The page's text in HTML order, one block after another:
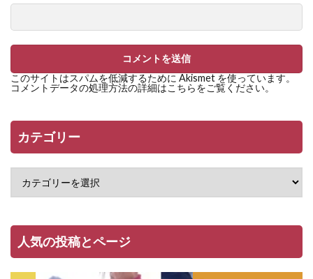
このサイトはスパムを低減するために Akismet を使っています。
コメントデータの処理方法の詳細はこちらをご覧ください。
カテゴリー
人気の投稿とページ